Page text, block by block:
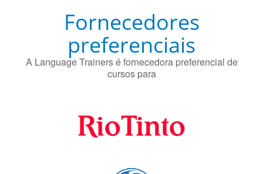
Fornecedores
preferenciais
A Language Trainers é fornecedora preferencial de
cursos para